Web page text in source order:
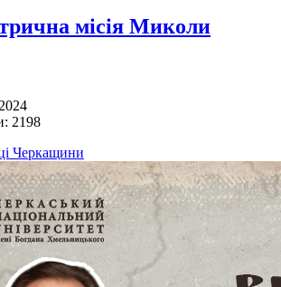
місія Миколи
2198
Черкащини